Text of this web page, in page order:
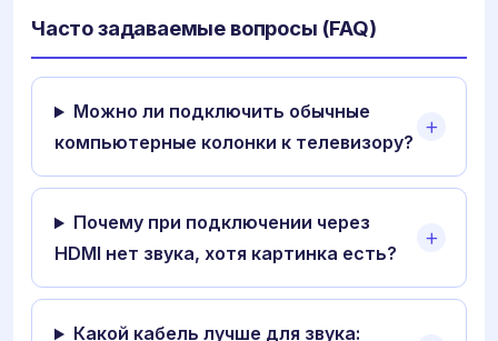
Часто задаваемые вопросы (FAQ)
Можно ли подключить обычные
компьютерные колонки к телевизору?
Почему при подключении через
HDMI нет звука, хотя картинка есть?
Какой кабель лучше для звука: